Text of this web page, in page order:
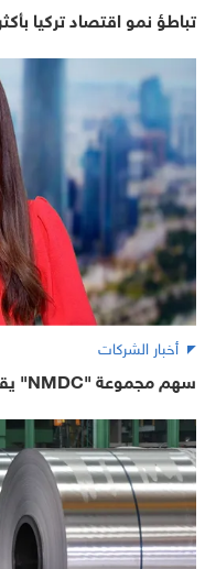
تباطؤ نمو اقتصاد تركيا
أخبار الشركات
سهم مجموعة "NMDC" يقفز لأعلى مستوياته منذ 6 أشهر